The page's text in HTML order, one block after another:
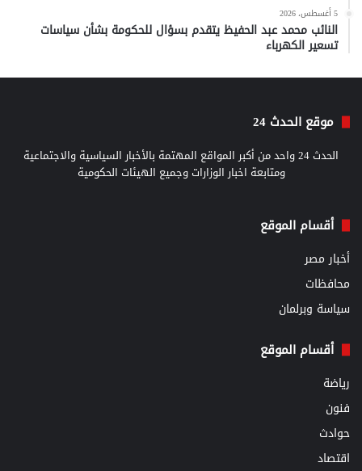
5 أغسطس، 2026
النائب محمد عبد الحفيظ يتقدم بسؤال للحكومة بشأن سياسات
تسعير الكهرباء
موقع الحدث 24
الحدث 24 واحد من أكبر المواقع المهتمة بالأخبار السياسية والاجتماعية
ومتابعة اخبار الوزارات وجميع الهيئات الحكومية
أقسام الموقع
أخبار مصر
محافظات
سياسة وبرلمان
أقسام الموقع
رياضة
فنون
حوادث
اقتصاد